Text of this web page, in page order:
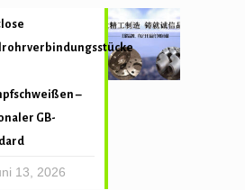
–
GB-
13, 2026